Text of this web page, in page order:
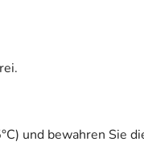
und bewahren Sie